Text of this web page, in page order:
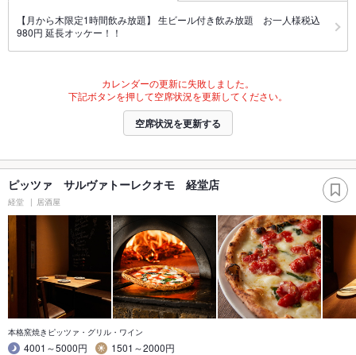
【月から木限定1時間飲み放題】 生ビール付き飲み放題 お一人様税込
980円 延長オッケー！！
カレンダーの更新に失敗しました。
下記ボタンを押して空席状況を更新してください。
空席状況を更新する
ピッツァ サルヴァトーレクオモ 経堂店
経堂 居酒屋
本格窯焼きピッツァ・グリル・ワイン
4001～5000円
1501～2000円